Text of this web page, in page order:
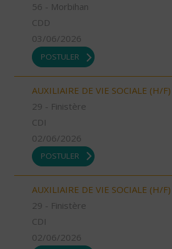
56 - Morbihan
CDD
03/06/2026
POSTULER
AUXILIAIRE DE VIE SOCIALE (H/F)
29 - Finistère
CDI
02/06/2026
POSTULER
AUXILIAIRE DE VIE SOCIALE (H/F)
29 - Finistère
CDI
02/06/2026